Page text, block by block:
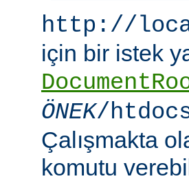
http://
için bir istek
ÖNEK/
Çalışmakta
komutu